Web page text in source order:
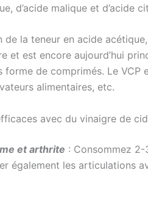
d’acide malique et d’acide
de la teneur en acide
et est encore aujourd’hui
forme de comprimés. Le
alimentaires, etc.
avec du vinaigre de
et arthrite : Consommez
également les articulations